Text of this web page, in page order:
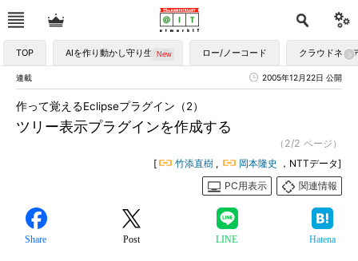
TOP AIを作り動かし守り生かす ロー/ノーコード クラウドネイ
連載 2005年12月22日 公開
ツリー表示プラグインを作成する
作って覚えるEclipseプラグイン（2）
（2/2 ページ）
[
竹添直樹 , 岡本隆史
，NTTデータ]
PC用表示
関連情報
Share Post LINE Hatena